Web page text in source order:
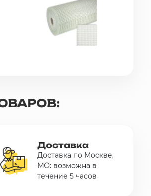
Доставка
Доставка по Москве,
МО: возможна в
течение 5 часов